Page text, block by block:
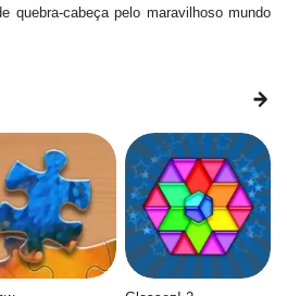
quebra-cabeça pelo maravilhoso mundo